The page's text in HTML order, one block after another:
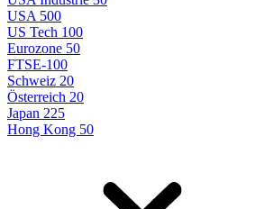
USA 500
US Tech 100
Eurozone 50
FTSE-100
Schweiz 20
Österreich 20
Japan 225
Hong Kong 50